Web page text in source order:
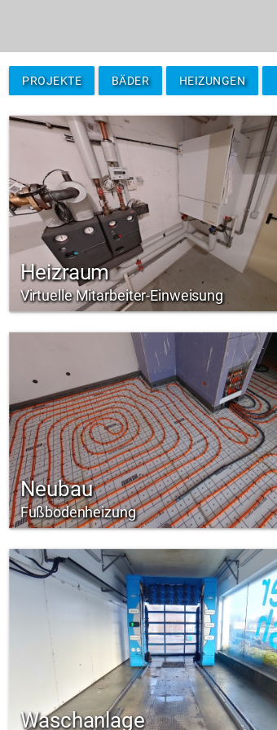
PROJEKTE BÄDER HEIZUNGEN
Heizraum
Virtuelle Mitarbeiter-Einweisung
Neubau
Fußbodenheizung
Waschanlage